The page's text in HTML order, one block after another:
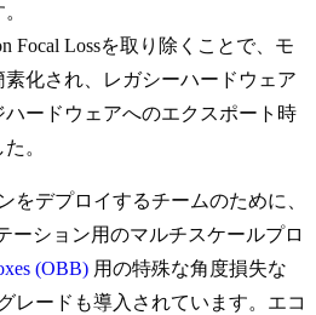
Focal Lossを取り除くことで、モ
化され、レガシーハードウェア
ードウェアへのエクスポート時
。
をデプロイするチームのために、
ーション用のマルチスケールプロ
(OBB) 用の特殊な角度損失な
レードも導入されています。エコ